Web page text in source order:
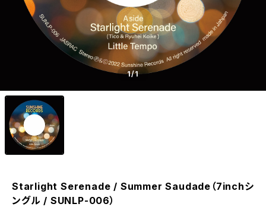
1/1
Starlight Serenade / Summer Saudade（7inchシ
ングル / SUNLP-006）